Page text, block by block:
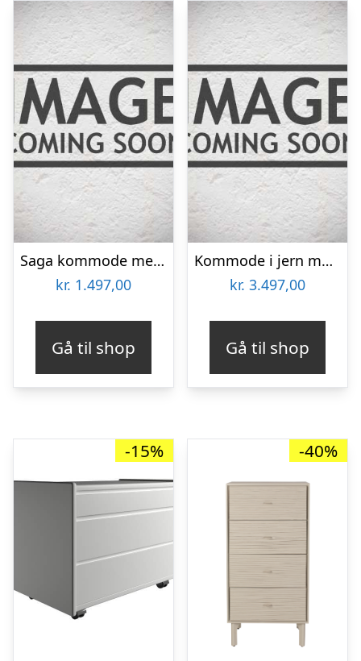
Saga kommode med 3 skuffer – sort
kr. 1.497,00
Gå til shop
Kommode i jern med 9 skuffer
kr. 3.497,00
Gå til shop
-15% -40%